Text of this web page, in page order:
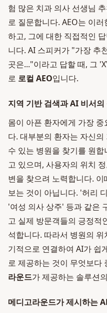
험 많은 치과 의사 선생님
로 질문합니다. AEO는 이
하고, 그에 대한 직접적인
니다. AI 스피커가 "가장 추
곳은..."이라고 답할 때, 그
로 로컬 AEO입니다.
지역 기반 검색과 AI 비서의
몸이 아픈 환자에게 가장
다. 대부분의 환자는 자신
수 있는 병원을 찾기를 원
고 있으며, 사용자의 위치
변을 찾으려 노력합니다.
보는 것이 아닙니다. '허리
'여성 의사 상주' 등과 같은
고 실제 방문객들의 긍정적
석합니다. 따라서 병원의
기적으로 연결하여 AI가 쉽
로 제공하는 것이 무엇보다
라운드가 제공하는 솔루션
메디고라운드가 제시하는